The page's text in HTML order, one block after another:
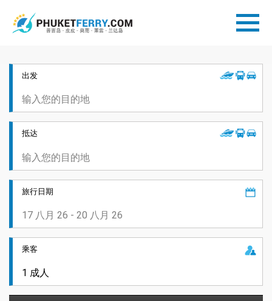
出发
抵达
旅行日期
乘客